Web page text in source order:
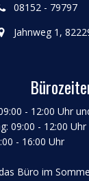
08152 - 79797
Jahnweg 1,
- 12:00 Uhr
09:00 - 12:00 Uhr
- 16:00 Uhr
Büro im